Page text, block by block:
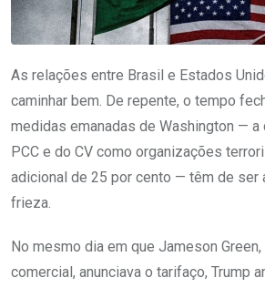
As relações entre Brasil e Estados
caminhar bem. De repente, o tempo
medidas emanadas de Washington —
PCC e do CV como organizações
adicional de 25 por cento — têm de ser
frieza.
No mesmo dia em que Jameson
comercial, anunciava o tarifaço, Trump